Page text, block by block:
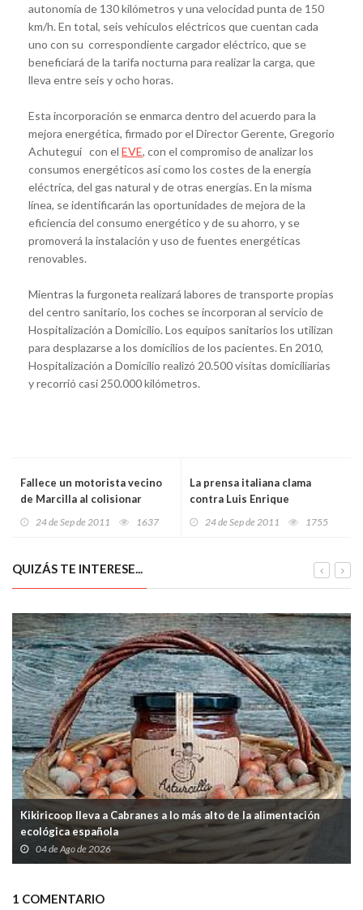
autonomía de 130 kilómetros y una velocidad punta de 150
km/h. En total, seis vehículos eléctricos que cuentan cada
uno con su correspondiente cargador eléctrico, que se
beneficiará de la tarifa nocturna para realizar la carga, que
lleva entre seis y ocho horas.
Esta incorporación se enmarca dentro del acuerdo para la
mejora energética, firmado por el Director Gerente, Gregorio
Achutegui con el EVE, con el compromiso de analizar los
consumos energéticos así como los costes de la energía
eléctrica, del gas natural y de otras energías. En la misma
línea, se identificarán las oportunidades de mejora de la
eficiencia del consumo energético y de su ahorro, y se
promoverá la instalación y uso de fuentes energéticas
renovables.
Mientras la furgoneta realizará labores de transporte propias
del centro sanitario, los coches se incorporan al servicio de
Hospitalización a Domicilio. Los equipos sanitarios los utilizan
para desplazarse a los domicilios de los pacientes. En 2010,
Hospitalización a Domicilio realizó 20.500 visitas domiciliarias
y recorrió casi 250.000 kilómetros.
Fallece un motorista vecino
de Marcilla al colisionar
24 de Sep de 2011 1637
La prensa italiana clama
contra Luis Enrique
24 de Sep de 2011 1755
QUIZÁS TE INTERESE...
Kikiricoop lleva a Cabranes a lo más alto de la alimentación
ecológica española
04 de Ago de 2026
1 COMENTARIO